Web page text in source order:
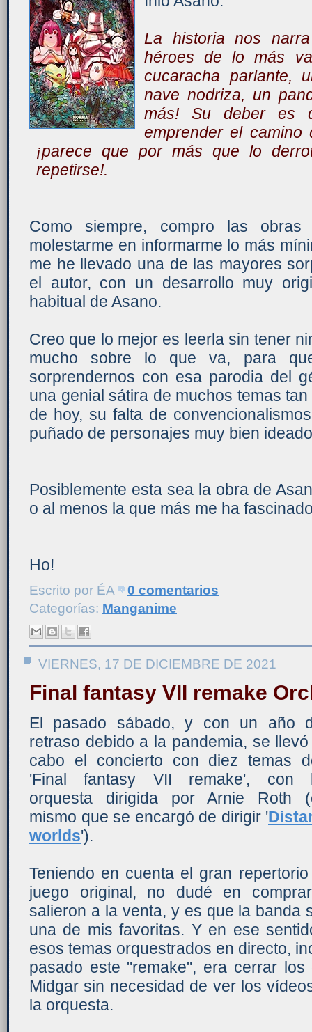
La historia nos
héroes de lo más
cucaracha parlante,
nave nodriza, un
más! Su deber es
emprender el
¡parece que por más que lo
repetirse!.
Como siempre, compro las
molestarme en informarme lo más
me he llevado una de las mayores
el autor, con un desarrollo muy
habitual de Asano.
Creo que lo mejor es leerla sin tener
mucho sobre lo que va, para
sorprendernos con esa parodia del
una genial sátira de muchos temas
de hoy, su falta de
puñado de personajes muy bien
Posiblemente esta sea la obra de
o al menos la que más me ha
Ho!
Escrito por ÉA
0 comentarios
Categorías: Manganime
VIERNES, 17 DE DICIEMBRE DE 2021
Final fantasy VII remake
El pasado sábado, y con un año
retraso debido a la pandemia, se
cabo el concierto con diez temas
'Final fantasy VII remake', con
orquesta dirigida por Arnie Roth
mismo que se encargó de dirigir '
worlds').
Teniendo en cuenta el gran
juego original, no dudé en
salieron a la venta, y es que la banda
una de mis favoritas. Y en ese
esos temas orquestrados en directo,
pasado este "remake", era cerrar
Midgar sin necesidad de ver los
la orquesta.